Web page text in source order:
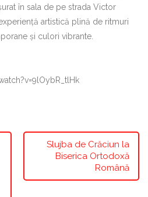
în sala de pe strada Victor
artistică plină de ritmuri
și culori vibrante.
Slujba de Crăciun la
Biserica Ortodoxă
Română